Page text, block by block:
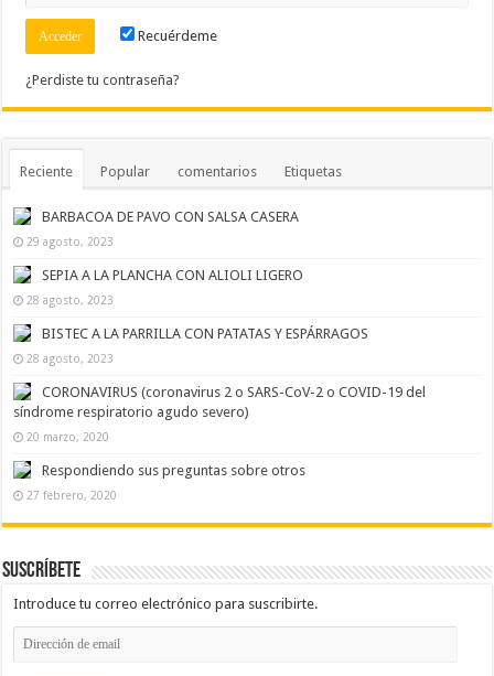
Recuérdeme
¿Perdiste tu contraseña?
Reciente Popular comentarios Etiquetas
BARBACOA DE PAVO CON SALSA CASERA
29 agosto, 2023
SEPIA A LA PLANCHA CON ALIOLI LIGERO
28 agosto, 2023
BISTEC A LA PARRILLA CON PATATAS Y ESPÁRRAGOS
28 agosto, 2023
CORONAVIRUS (coronavirus 2 o SARS-CoV-2 o COVID-19 del
síndrome respiratorio agudo severo)
20 marzo, 2020
Respondiendo sus preguntas sobre otros
27 febrero, 2020
Suscríbete
Introduce tu correo electrónico para suscribirte.
Dirección
de
email